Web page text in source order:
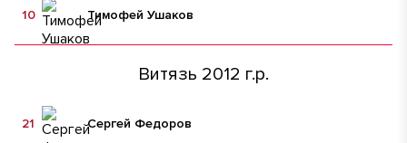
Тимофей Ушаков
10
Витязь 2012 г.р.
Сергей Федоров
21